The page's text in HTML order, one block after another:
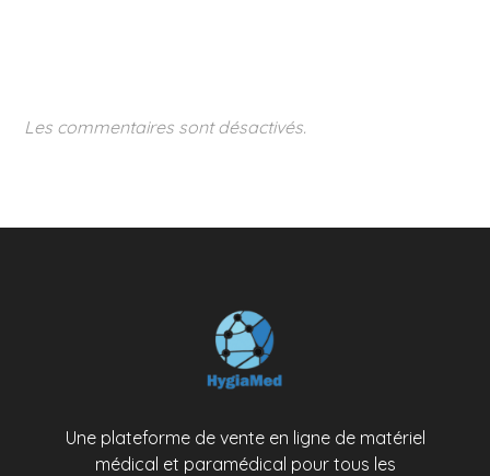
Les commentaires sont désactivés.
Une plateforme de vente en ligne de matériel
médical et paramédical pour tous les